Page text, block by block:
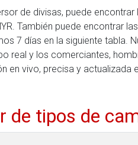
de divisas, puede
También puede encontrar
7 días en la siguiente tabla.
real y los comerciantes,
en vivo, precisa y actualizada
de tipos de